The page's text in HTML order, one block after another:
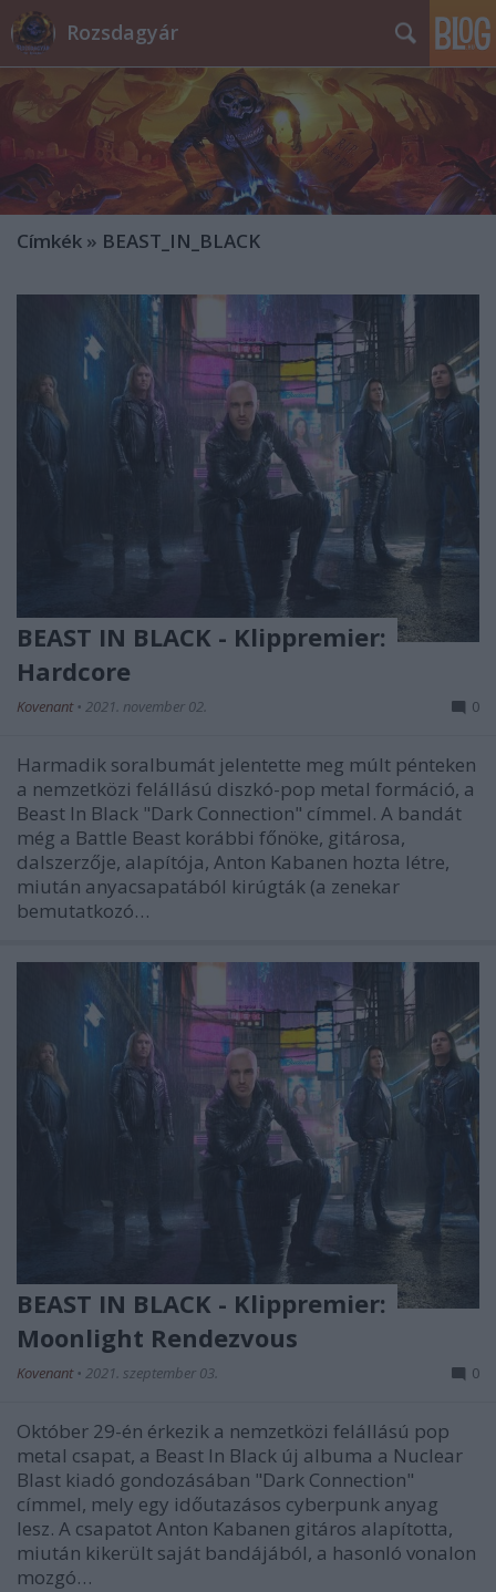
Rozsdagyár
Címkék » BEAST_IN_BLACK
BEAST IN BLACK - Klippremier:
Hardcore
Kovenant • 2021. november 02. 0
Harmadik soralbumát jelentette meg múlt pénteken
a nemzetközi felállású diszkó-pop metal formáció, a
Beast In Black "Dark Connection" címmel. A bandát
még a Battle Beast korábbi főnöke, gitárosa,
dalszerzője, alapítója, Anton Kabanen hozta létre,
miután anyacsapatából kirúgták (a zenekar
bemutatkozó…
BEAST IN BLACK - Klippremier:
Moonlight Rendezvous
Kovenant • 2021. szeptember 03. 0
Október 29-én érkezik a nemzetközi felállású pop
metal csapat, a Beast In Black új albuma a Nuclear
Blast kiadó gondozásában "Dark Connection"
címmel, mely egy időutazásos cyberpunk anyag
lesz. A csapatot Anton Kabanen gitáros alapította,
miután kikerült saját bandájából, a hasonló vonalon
mozgó…